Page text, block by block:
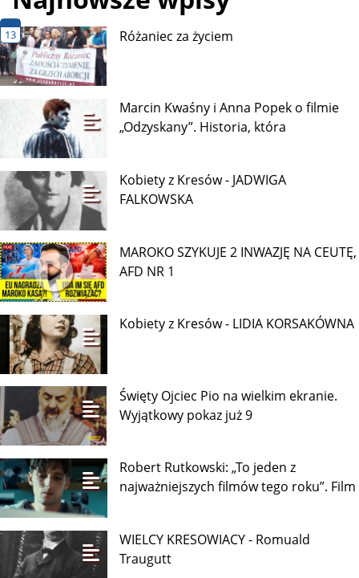
13 Różaniec za życiem
Marcin Kwaśny i Anna Popek o filmie
„Odzyskany”. Historia, która
Kobiety z Kresów - JADWIGA
FALKOWSKA
MAROKO SZYKUJE 2 INWAZJĘ NA CEUTĘ,
AFD NR 1
Kobiety z Kresów - LIDIA KORSAKÓWNA
Święty Ojciec Pio na wielkim ekranie.
Wyjątkowy pokaz już 9
Robert Rutkowski: „To jeden z
najważniejszych filmów tego roku”. Film
WIELCY KRESOWIACY - Romuald
Traugutt